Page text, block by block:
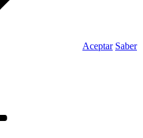
Aceptar Saber